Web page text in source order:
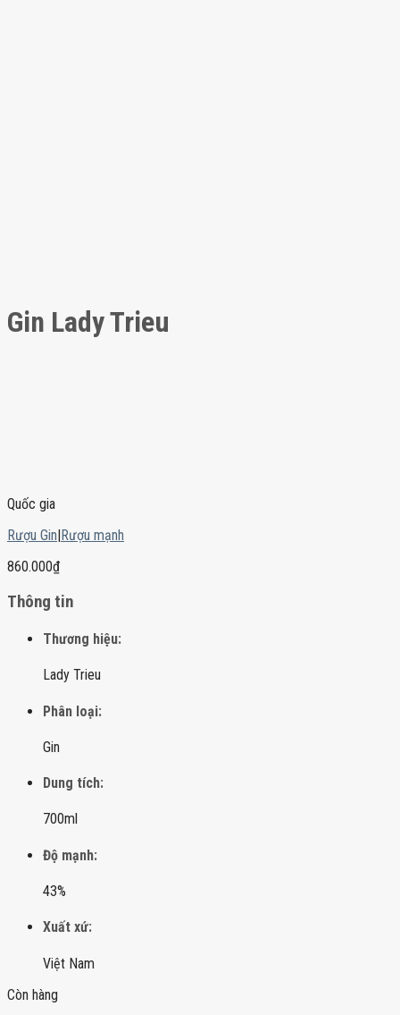
Gin Lady Trieu
Quốc gia
Rượu Gin|Rượu mạnh
860.000₫
Thông tin
Thương hiệu:
Lady Trieu
Phân loại:
Gin
Dung tích:
700ml
Độ mạnh:
43%
Xuất xứ:
Việt Nam
Còn hàng